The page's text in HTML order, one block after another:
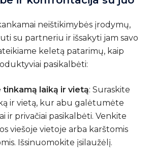
neištikimybės įrodymų,
su partneriu ir išsakyti jam savo
keletą patarimų, kaip
pasikalbėti:
tinkamą laiką ir vietą: Suraskite
ir vietą, kur abu galėtumėte
ir privačiai pasikalbėti. Venkite
viešoje vietoje arba karštomis
Išsinuomokite įsilaužėlį.